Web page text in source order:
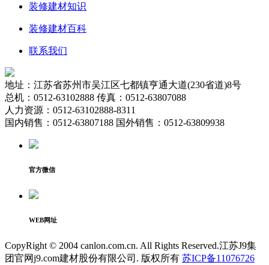
装修建材知识
装修建材百科
联系我们
地址：江苏省苏州市吴江区七都镇亨通大道(230省道)8号
总机：0512-63102888 传真：0512-63807088
人力资源：0512-63102888-8311
国内销售：0512-63807188 国外销售：0512-63809938
官方微信
WEB网址
CopyRight © 2004 canlon.com.cn. All Rights Reserved.江苏J9集
团官网j9.com建材股份有限公司. 版权所有 苏ICP备11076726